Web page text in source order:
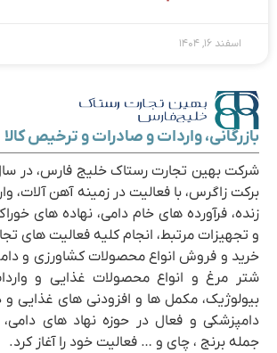
اسفند ۱۶, ۱۴۰۴
بازرگانی، واردات و صادرات و ترخیص کالا
برکت زاگرس، با فعالیت در زمینه آهن آلات،
زنده، فرآورده های خام دامی، نهاده های
و تجهیزات مرتبط، انجام کلیه فعالیت های
خرید و فروش انواع محصولات کشاورزی و
شتر مرغ و انواع محصولات غذایی و
بیولوژیک، مکمل ها و افزودنی های غذایی و
دامپزشکی و فعال در حوزه نهاد های دامی،
جمله برنج ، چای و … فعالیت خود را آغاز کرد.